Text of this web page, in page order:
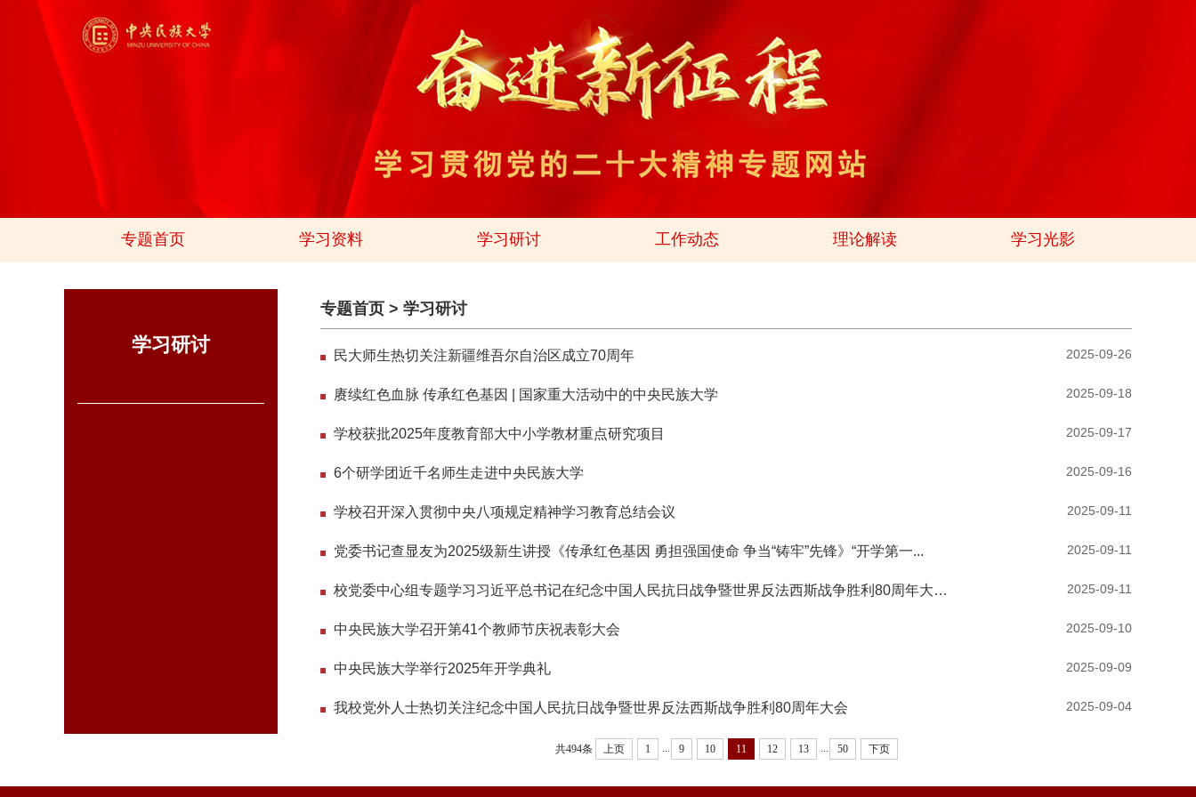
专题首页 学习资料 学习研讨 工作动态 理论解读 学习光影
学习研讨
专题首页 > 学习研讨
民大师生热切关注新疆维吾尔自治区成立70周年 2025-09-26
赓续红色血脉 传承红色基因 | 国家重大活动中的中央民族大学 2025-09-18
学校获批2025年度教育部大中小学教材重点研究项目 2025-09-17
6个研学团近千名师生走进中央民族大学 2025-09-16
学校召开深入贯彻中央八项规定精神学习教育总结会议 2025-09-11
党委书记查显友为2025级新生讲授《传承红色基因 勇担强国使命 争当“铸牢”先锋》“开学第一... 2025-09-11
校党委中心组专题学习习近平总书记在纪念中国人民抗日战争暨世界反法西斯战争胜利80周年大会... 2025-09-11
中央民族大学召开第41个教师节庆祝表彰大会 2025-09-10
中央民族大学举行2025年开学典礼 2025-09-09
我校党外人士热切关注纪念中国人民抗日战争暨世界反法西斯战争胜利80周年大会 2025-09-04
共494条 上页 1 9 10 11 12 13 50 下页